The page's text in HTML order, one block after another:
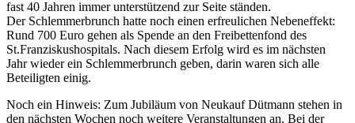
fast 40 Jahren immer unterstützend zur Seite ständen.
Der Schlemmerbrunch hatte noch einen erfreulichen Nebeneffekt:
Rund 700 Euro gehen als Spende an den Freibettenfond des
St.Franziskushospitals. Nach diesem Erfolg wird es im nächsten
Jahr wieder ein Schlemmerbrunch geben, darin waren sich alle
Beteiligten einig.
Noch ein Hinweis: Zum Jubiläum von Neukauf Dütmann stehen in
den nächsten Wochen noch weitere Veranstaltungen an. Bei der